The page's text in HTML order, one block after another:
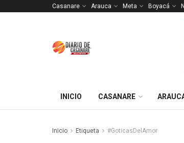
Casanare Arauca Meta Boyacá
INICIO CASANARE
Inicio Etiqueta #GoticasDelAmor